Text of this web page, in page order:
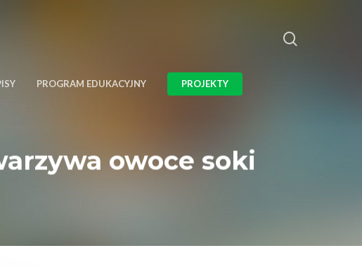
PROGRAM EDUKACYJNY PROJEKTY
owoce soki